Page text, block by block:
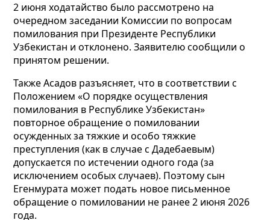
2 июня ходатайство было рассмотрено на
очередном заседании Комиссии по вопросам
помилования при Президенте Республики
Узбекистан и отклонено. Заявителю сообщили о
принятом решении.
Также Асадов разъясняет, что в соответствии с
Положением «О порядке осуществления
помилования в Республике Узбекистан»
повторное обращение о помиловании
осужденных за тяжкие и особо тяжкие
преступления (как в случае с Дадебаевым)
допускается по истечении одного года (за
исключением особых случаев). Поэтому сын
Егенмурата может подать новое письменное
обращение о помиловании не ранее 2 июня 2026
года.